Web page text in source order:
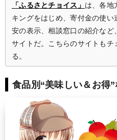
「ふるさとチョイス」 は、各地
キングをはじめ、寄付金の使
安の表示、相談窓口の紹介な
サイトだ。こちらのサイトもチ
る。
食品別“美味しい＆お得